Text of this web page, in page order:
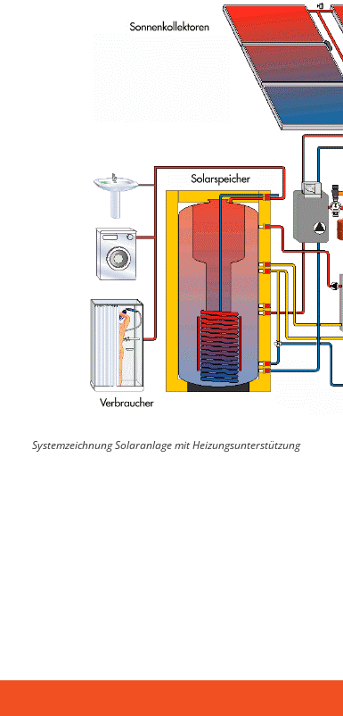
Systemzeichnung Solaranlage mit Heizungsunterstützung